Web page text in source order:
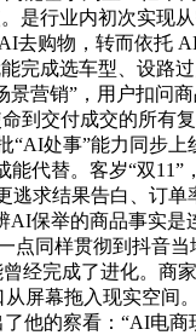
是行业内初次实现
去购物，转而依托
完成选车型、设路
营销”，用户扣问
到交付成交的所有
“AI处事”能力同步上
代替。客岁“双11”
逃求结果告白、订单
AI保举的商品事实是
点同样贯彻到抖音
经完成了进化。商
屏幕拖入现实空间
他的察看：“AI电